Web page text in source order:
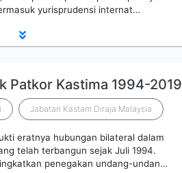
yurisprudensi internat…
Patkor Kastima 1994-2019
Jabatan Kastam Diraja Malaysia
eratnya hubungan bilateral dalam
telah terbangun sejak Juli 1994.
penegakan undang-undan…